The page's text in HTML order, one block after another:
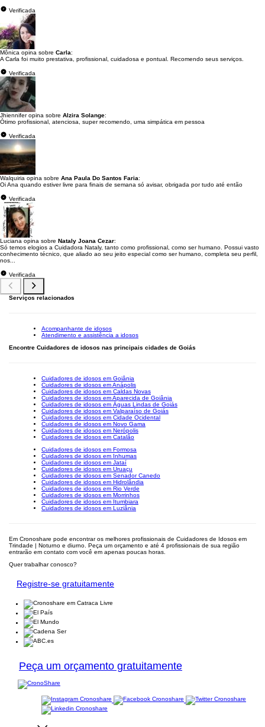
Verificada
Mônica opina sobre Carla:
A Carla foi muito prestativa, profissional, cuidadosa e pontual. Recomendo seus serviços.
Verificada
Jhiennifer opina sobre Alzira Solange:
Ótimo profissional, atenciosa, super recomendo, uma simpática em pessoa
Verificada
Walquiria opina sobre Ana Paula Do Santos Faria:
Oi Ana quando estiver livre para finais de semana só avisar, obrigada por tudo até então
Verificada
Luciana opina sobre Nataly Joana Cezar:
Só temos elogios a Cuidadora Nataly, tanto como profissional, como ser humano. Possui vasto
conhecimento técnico, que aliado ao seu jeito especial como ser humano, completa seu perfil,
nos...
Verificada
Serviços relacionados
Acompanhante de idosos
Atendimento e assistência a idosos
Encontre Cuidadores de idosos nas principais cidades de Goiás
Cuidadores de idosos em Goiânia
Cuidadores de idosos em Anápolis
Cuidadores de idosos em Caldas Novas
Cuidadores de idosos em Aparecida de Goiânia
Cuidadores de idosos em Águas Lindas de Goiás
Cuidadores de idosos em Valparaíso de Goiás
Cuidadores de idosos em Cidade Ocidental
Cuidadores de idosos em Novo Gama
Cuidadores de idosos em Nerópolis
Cuidadores de idosos em Catalão
Cuidadores de idosos em Formosa
Cuidadores de idosos em Inhumas
Cuidadores de idosos em Jataí
Cuidadores de idosos em Uruaçu
Cuidadores de idosos em Senador Canedo
Cuidadores de idosos em Hidrolândia
Cuidadores de idosos em Rio Verde
Cuidadores de idosos em Morrinhos
Cuidadores de idosos em Itumbiara
Cuidadores de idosos em Luziânia
Em Cronoshare pode encontrar os melhores profissionais de Cuidadores de Idosos em
Trindade | Noturno e diurno. Peça um orçamento e até 4 profissionais de sua região
entrarão em contato com você em apenas poucas horas.
Quer trabalhar conosco?
Registre-se gratuitamente
Peça um orçamento gratuitamente